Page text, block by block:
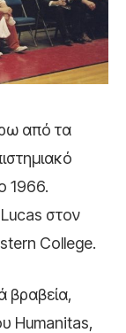
από τα
1966.
στον
College.
βραβεία,
Humanitas,